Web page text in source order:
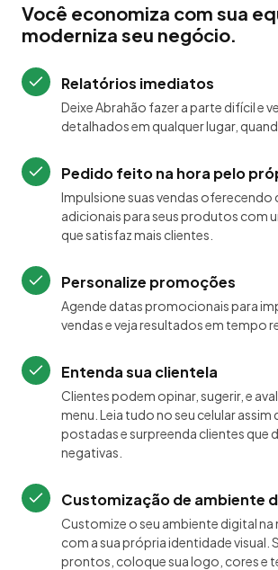
Você economiza com sua
moderniza seu negócio.
Relatórios imediatos
Deixe Abrahão fazer a parte difícil e
detalhados em qualquer lugar,
Pedido feito na hora pelo
Impulsione suas vendas
adicionais para seus produtos com
que satisfaz mais clientes.
Personalize promoções
Agende datas promocionais para
vendas e veja resultados em tempo
Entenda sua clientela
Clientes podem opinar, sugerir, e
menu. Leia tudo no seu celular assim
postadas e surpreenda clientes que
negativas.
Customização de ambiente
Customize o seu ambiente digital
com a sua própria identidade visual.
prontos, coloque sua logo, cores e